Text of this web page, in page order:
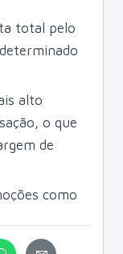
total pelo
alto
o que
de
como